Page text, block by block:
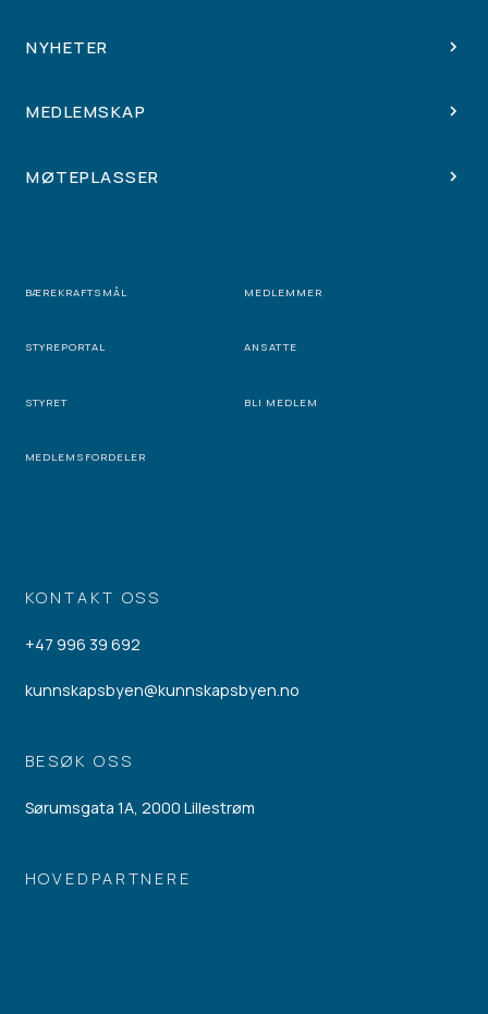
KONTAKT OSS
+47 996 39 692
kunnskapsbyen@kunnskapsbyen.no
BESØK OSS
Sørumsgata 1A, 2000 Lillestrøm
HOVEDPARTNERE
NYHETER
MEDLEMSKAP
MØTEPLASSER
BÆREKRAFTSMÅL MEDLEMMER
STYREPORTAL ANSATTE
STYRET BLI MEDLEM
MEDLEMSFORDELER